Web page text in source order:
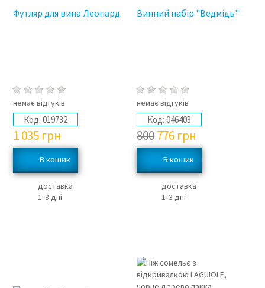
Футляр для вина Леопард
немає відгуків
Код: 019732
1 035 грн
доставка
1‑3 дні
Винний набір "Ведмідь"
немає відгуків
Код: 046403
800776 грн
доставка
1‑3 дні